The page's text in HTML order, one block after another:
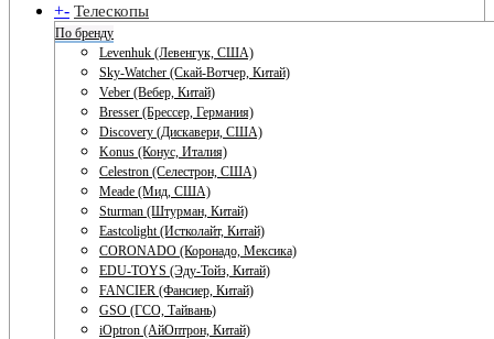
+- Телескопы
По бренду
Levenhuk (Левенгук, США)
Sky-Watcher (Скай-Вотчер, Китай)
Veber (Вебер, Китай)
Bresser (Брессер, Германия)
Discovery (Дискавери, США)
Konus (Конус, Италия)
Celestron (Селестрон, США)
Meade (Мид, США)
Sturman (Штурман, Китай)
Eastcolight (Истколайт, Китай)
CORONADO (Коронадо, Мексика)
EDU-TOYS (Эду-Тойз, Китай)
FANCIER (Фансиер, Китай)
GSO (ГСО, Тайвань)
iOptron (АйОптрон, Китай)